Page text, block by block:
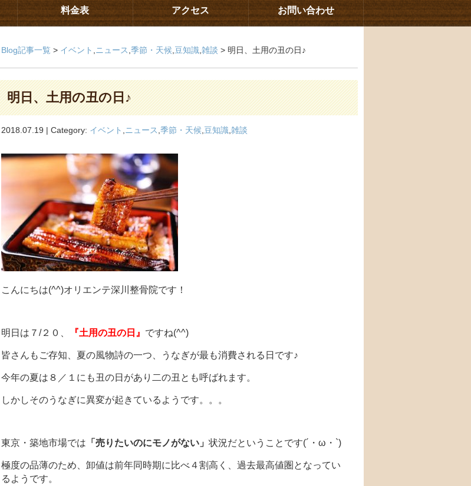
料金表 アクセス お問い合わせ
Blog記事一覧 > イベント ニュース 季節・天候 豆知識 雑談 > 明日、土用の丑の日♪
明日、土用の丑の日♪
2018.07.19 | Category: イベント ニュース 季節・天候 豆知識 雑談
こんにちは(^^)オリエンテ深川整骨院です！
明日は７/２０、 『土用の丑の日』 ですね(^^)
皆さんもご存知、夏の風物詩の一つ、うなぎが最も消費される日です♪
今年の夏は８／１にも丑の日があり二の丑とも呼ばれます。
しかしそのうなぎに異変が起きているようです。。。
東京・築地市場では 「売りたいのにモノがない」 状況だということです(´・ω・`)
極度の品薄のため、卸値は前年同時期に比べ４割高く、過去最高値圏となってい
るようです。